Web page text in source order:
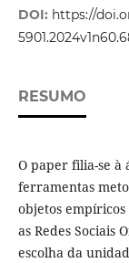
DOI: https://
RESUMO
O paper filia-se à
ferramentas
objetos
as Redes Sociais
escolha da